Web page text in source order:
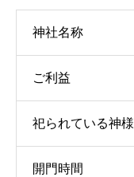
神社名称
ご利益
祀られている神様
開門時間